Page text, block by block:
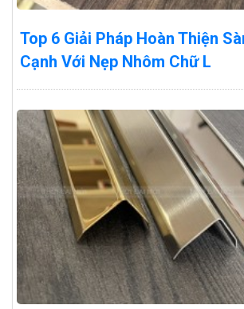
Top 6 Giải Pháp Hoàn Thiện
Cạnh Với Nẹp Nhôm Chữ L